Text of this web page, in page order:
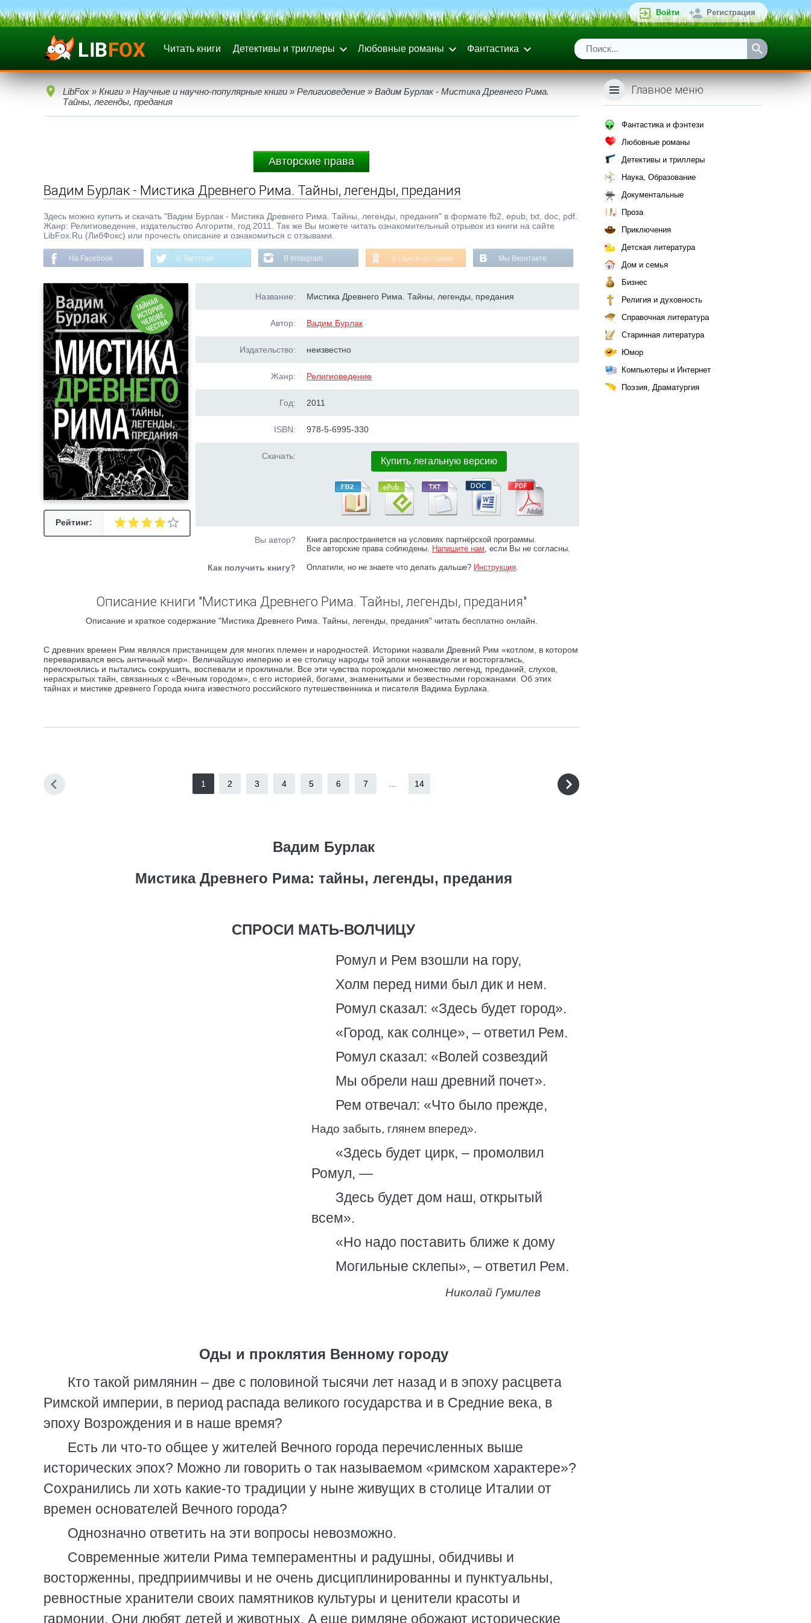
Войти Регистрация
Читать книги Детективы и триллеры Любовные романы Фантастика
LibFox » Книги » Научные и научно-популярные книги » Религиоведение » Вадим Бурлак - Мистика Древнего Рима.
Тайны, легенды, предания
Авторские права
Вадим Бурлак - Мистика Древнего Рима. Тайны, легенды, предания
Здесь можно купить и скачать "Вадим Бурлак - Мистика Древнего Рима. Тайны, легенды, предания" в формате fb2, epub, txt, doc, pdf.
Жанр: Религиоведение, издательство Алгоритм, год 2011. Так же Вы можете читать ознакомительный отрывок из книги на сайте
LibFox.Ru (ЛибФокс) или прочесть описание и ознакомиться с отзывами.
На Facebook В Твиттере В Instagram В Одноклассниках Мы Вконтакте
Рейтинг:
Название: Мистика Древнего Рима. Тайны, легенды, предания
Автор: Вадим Бурлак
Издательство: неизвестно
Жанр: Религиоведение
Год: 2011
ISBN: 978-5-6995-330
Скачать: Купить легальную версию
Вы автор?
Книга распространяется на условиях партнёрской программы.
Все авторские права соблюдены. Напишите нам, если Вы не согласны.
Как получить книгу? Оплатили, но не знаете что делать дальше? Инструкция.
Описание книги "Мистика Древнего Рима. Тайны, легенды, предания"
Описание и краткое содержание "Мистика Древнего Рима. Тайны, легенды, предания" читать бесплатно онлайн.
С древних времен Рим являлся пристанищем для многих племен и народностей. Историки назвали Древний Рим «котлом, в котором
переваривался весь античный мир». Величайшую империю и ее столицу народы той эпохи ненавидели и восторгались,
преклонялись и пытались сокрушить, воспевали и проклинали. Все эти чувства порождали множество легенд, преданий, слухов,
нераскрытых тайн, связанных с «Вечным городом», с его историей, богами, знаменитыми и безвестными горожанами. Об этих
тайнах и мистике древнего Города книга известного российского путешественника и писателя Вадима Бурлака.
1 2 3 4 5 6 7 14
Вадим Бурлак
Мистика Древнего Рима: тайны, легенды, предания
СПРОСИ МАТЬ-ВОЛЧИЦУ
Ромул и Рем взошли на гору,
Холм перед ними был дик и нем.
Ромул сказал: «Здесь будет город».
«Город, как солнце», – ответил Рем.
Ромул сказал: «Волей созвездий
Мы обрели наш древний почет».
Рем отвечал: «Что было прежде,
Надо забыть, глянем вперед».
«Здесь будет цирк, – промолвил
Ромул, —
Здесь будет дом наш, открытый
всем».
«Но надо поставить ближе к дому
Могильные склепы», – ответил Рем.
Николай Гумилев
Оды и проклятия Венному городу
Кто такой римлянин – две с половиной тысячи лет назад и в эпоху расцвета
Римской империи, в период распада великого государства и в Средние века, в
эпоху Возрождения и в наше время?
Есть ли что-то общее у жителей Вечного города перечисленных выше
исторических эпох? Можно ли говорить о так называемом «римском характере»?
Сохранились ли хоть какие-то традиции у ныне живущих в столице Италии от
времен основателей Вечного города?
Однозначно ответить на эти вопросы невозможно.
Современные жители Рима темпераментны и радушны, обидчивы и
восторженны, предприимчивы и не очень дисциплинированны и пунктуальны,
ревностные хранители своих памятников культуры и ценители красоты и
гармонии. Они любят детей и животных. А еще римляне обожают исторические
Главное меню
Фантастика и фэнтези
Любовные романы
Детективы и триллеры
Наука, Образование
Документальные
Проза
Приключения
Детская литература
Дом и семья
Бизнес
Религия и духовность
Справочная литература
Старинная литература
Юмор
Компьютеры и Интернет
Поэзия, Драматургия